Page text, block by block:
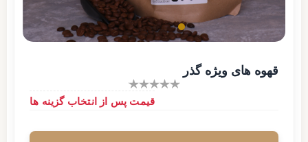
قهوه های ویژه گذر
قیمت پس از انتخاب گزینه ها